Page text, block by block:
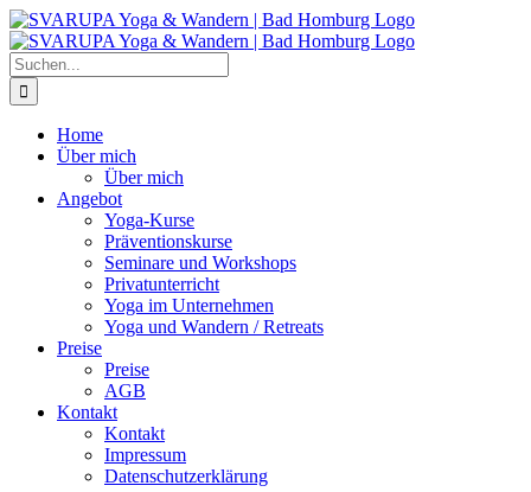
Zum
Inhalt
springen
Suche
nach:
Home
Über mich
Über mich
Angebot
Yoga-Kurse
Präventionskurse
Seminare und Workshops
Privatunterricht
Yoga im Unternehmen
Yoga und Wandern / Retreats
Preise
Preise
AGB
Kontakt
Kontakt
Impressum
Datenschutzerklärung